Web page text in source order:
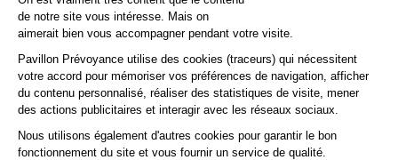
de notre site vous intéresse. Mais on
aimerait bien vous accompagner pendant votre visite.
Pavillon Prévoyance utilise des cookies (traceurs) qui nécessitent
votre accord pour mémoriser vos préférences de navigation, afficher
du contenu personnalisé, réaliser des statistiques de visite, mener
des actions publicitaires et interagir avec les réseaux sociaux.
Nous utilisons également d'autres cookies pour garantir le bon
fonctionnement du site et vous fournir un service de qualité.
Axeptio consent
Pdf /1.05 Mo
Télécharger
Formule PREVIFIL domicile
Pdf/157.22 Ko